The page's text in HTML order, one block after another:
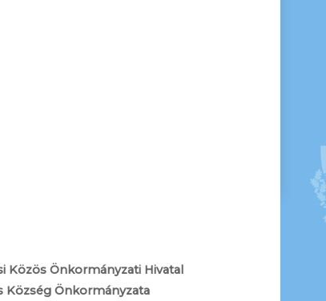
Közös Önkormányzati Hivatal
Község Önkormányzata